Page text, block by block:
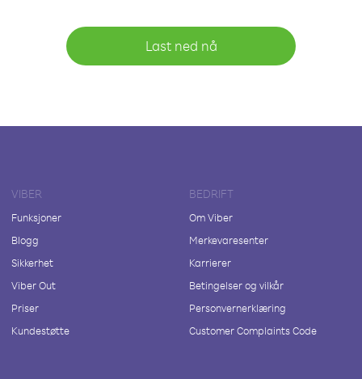
Last ned nå
VIBER
Funksjoner
Blogg
Sikkerhet
Viber Out
Priser
Kundestøtte
BEDRIFT
Om Viber
Merkevaresenter
Karrierer
Betingelser og vilkår
Personvernerklæring
Customer Complaints Code